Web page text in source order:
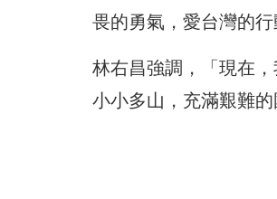
畏的勇氣，愛台灣的
林右昌強調，「現在
小小多山，充滿艱難的